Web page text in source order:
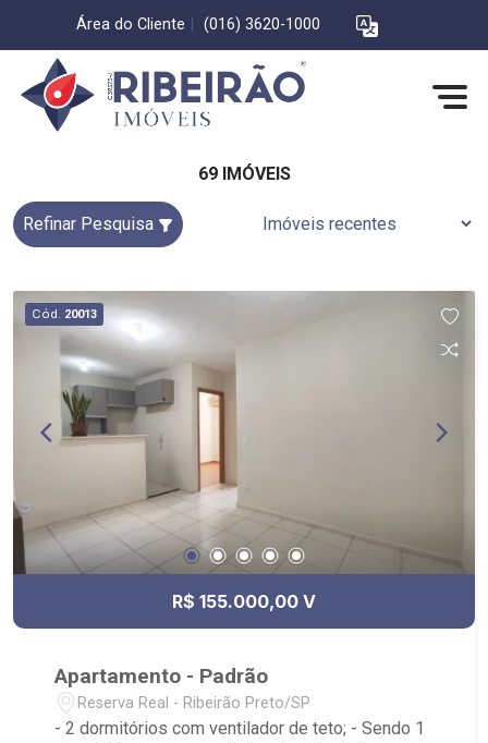
Área do Cliente (016) 3620-1000
69 IMÓVEIS
Refinar Pesquisa
Cód. 20013
R$ 155.000,00 V
Apartamento - Padrão
Reserva Real - Ribeirão Preto/SP
- 2 dormitórios com ventilador de teto; - Sendo 1